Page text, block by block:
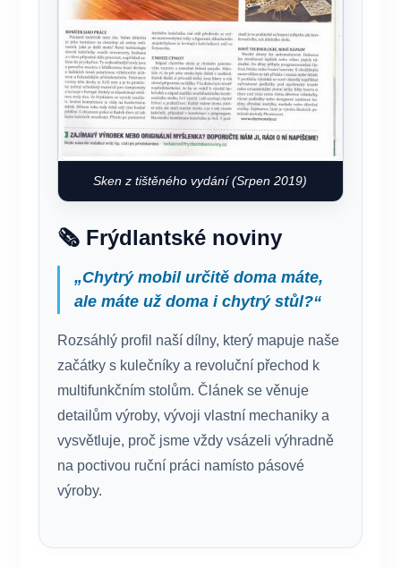
Sken z tištěného vydání (Srpen 2019)
🗞️ Frýdlantské noviny
„Chytrý mobil určitě doma máte,
ale máte už doma i chytrý stůl?“
Rozsáhlý profil naší dílny, který mapuje naše
začátky s kulečníky a revoluční přechod k
multifunkčním stolům. Článek se věnuje
detailům výroby, vývoji vlastní mechaniky a
vysvětluje, proč jsme vždy vsázeli výhradně
na poctivou ruční práci namísto pásové
výroby.